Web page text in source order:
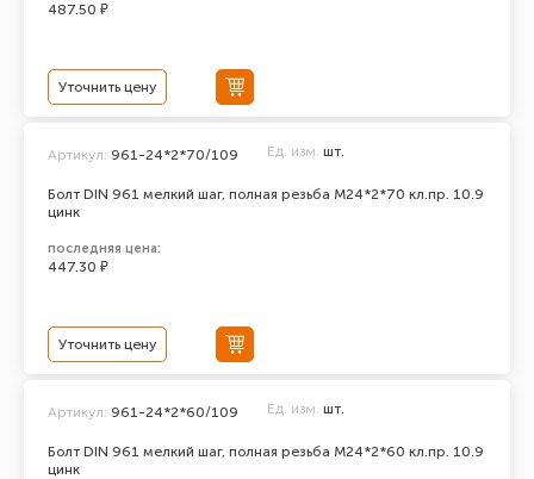
487.50 ₽
Уточнить цену
Болт DIN 961 мелкий шаг, полная резьба M24*2*70 кл.пр. 10.9
цинк
Артикул: 961-24*2*70/109 Ед. изм. шт.
последняя цена:
447.30 ₽
Уточнить цену
Болт DIN 961 мелкий шаг, полная резьба M24*2*60 кл.пр. 10.9
цинк
Артикул: 961-24*2*60/109 Ед. изм. шт.